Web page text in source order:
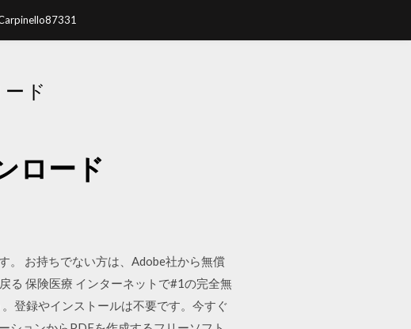
ド
ロード
。 お持ちでない方は、Adobe社から無償
る 保険医療 インターネットで#1の完全無
登録やインストールは不要です。今すぐ